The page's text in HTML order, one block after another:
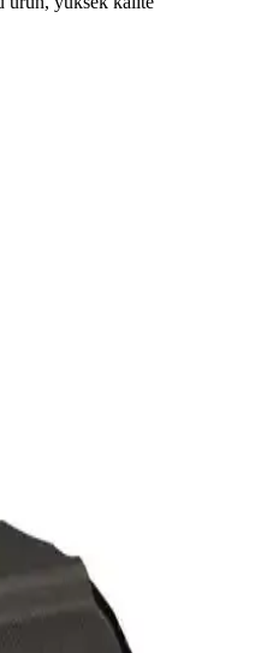
Dayanıklı ve Estetik
ve Özellikleri
özel tasarlanmış, yüksek
havuzlu paspaslar, şık
içini korur.